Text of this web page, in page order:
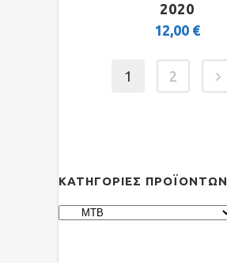
2020
12,00 €
1 2
ΚΑΤΗΓΟΡΊΕΣ ΠΡΟΪΌΝΤΩΝ